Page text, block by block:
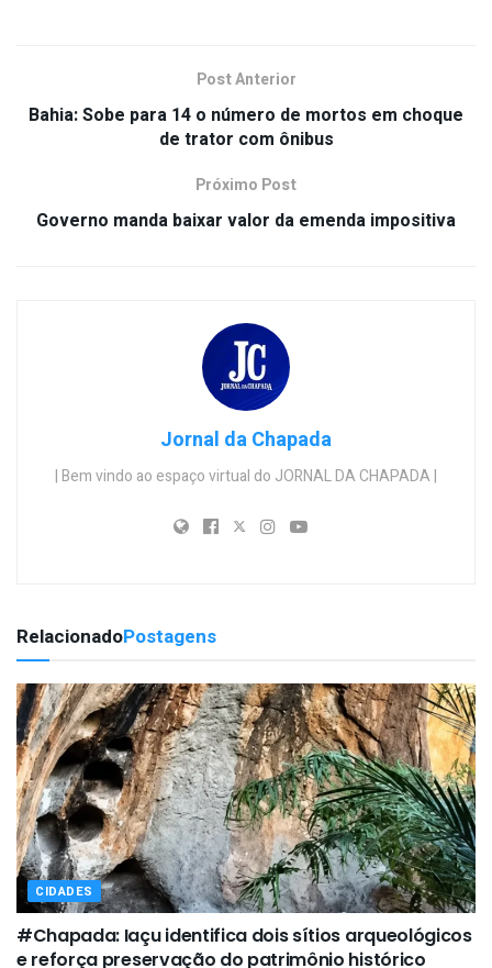
Post Anterior
Bahia: Sobe para 14 o número de mortos em choque
de trator com ônibus
Próximo Post
Governo manda baixar valor da emenda impositiva
Jornal da Chapada
| Bem vindo ao espaço virtual do JORNAL DA CHAPADA |
RelacionadoPostagens
CIDADES
#Chapada: Iaçu identifica dois sítios arqueológicos
e reforça preservação do patrimônio histórico